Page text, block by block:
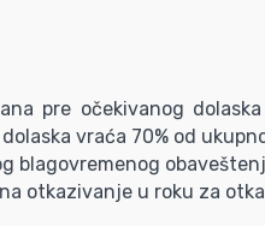
pre očekivanog
vraća 70% od
blagovremenog
otkazivanje u roku za